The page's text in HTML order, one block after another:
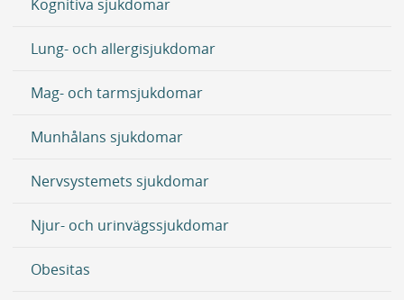
Kognitiva sjukdomar
Lung- och allergisjukdomar
Mag- och tarmsjukdomar
Munhålans sjukdomar
Nervsystemets sjukdomar
Njur- och urinvägssjukdomar
Obesitas